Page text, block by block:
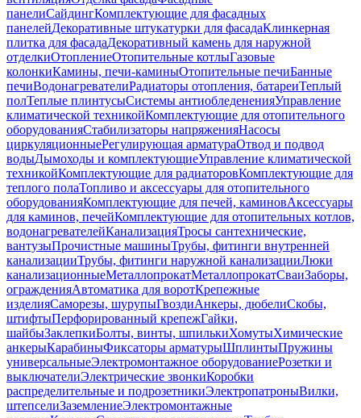
панелиСайдингКомплектующие для фасадных
панелейДекоративные штукатурки для фасадаКлинкерная
плитка для фасадаДекоративный камень для наружной
отделкиОтоплениеОтопительные котлыГазовые
колонкиКамины, печи-каминыОтопительные печиБанные
печиВодонагревателиРадиаторы отопления, батареиТеплый
полТеплые плинтусыСистемы антиобледененияУправление
климатической техникойКомплектующие для отопительного
оборудованияСтабилизаторы напряженияНасосы
циркуляционныеРегулирующая арматураОтвод и подвод
водыДымоходы и комплектующиеУправление климатической
техникойКомплектующие для радиаторовКомплектующие для
теплого полаТопливо и аксессуары для отопительного
оборудованияКомплектующие для печей, каминовАксессуары
для каминов, печейКомплектующие для отопительных котлов,
водонагревателейКанализацияТросы сантехнические,
вантузыПрочистные машиныТрубы, фитинги внутренней
канализацииТрубы, фитинги наружной канализацииЛюки
канализационныеМеталлопрокатМеталлопрокатСваиЗаборы,
огражденияАвтоматика для воротКрепежные
изделияСаморезы, шурупыГвоздиАнкеры, дюбелиСкобы,
штифтыПерфорированный крепежГайки,
шайбыЗаклепкиБолты, винты, шпилькиХомутыХимические
анкерыКарабиныФиксаторы арматурыШплинтыПружины
универсальныеЭлектромонтажное оборудованиеРозетки и
выключателиЭлектрические звонкиКоробки
распределительные и подрозетникиЭлектропатроныВилки,
штепселиЗаземлениеЭлектромонтажные